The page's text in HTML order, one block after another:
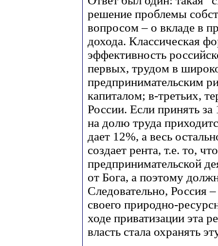
решение проблемы
вопросом – о вкладе в
дохода. Классическая
эффективность
первых, трудом в
предпринимательским
капиталом; в-третьих,
России. Если принять
на долю труда
дает 12%, а весь
создает рента, т.е. то,
предпринимательской
от Бога, а поэтому
Следовательно, Россия
своего природно-
ходе приватизации эта
власть стала охранять